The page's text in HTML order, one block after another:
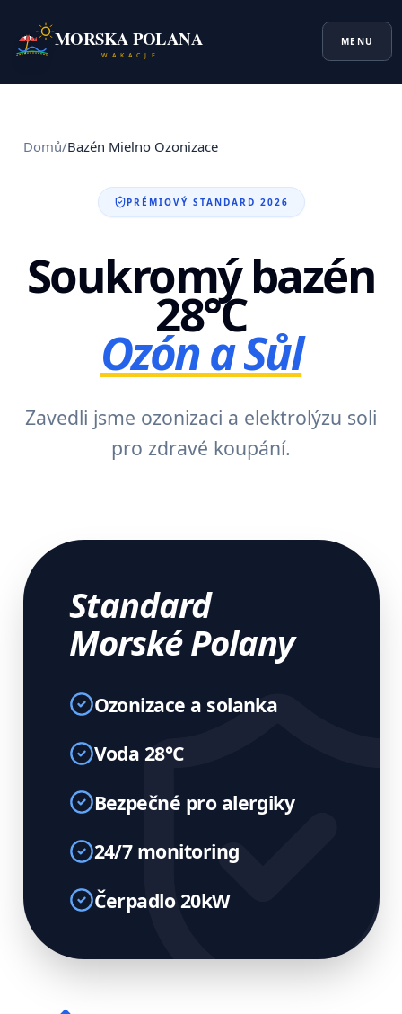
MORSKA POLANA
W A K A C J E
MENU
Domů/Bazén Mielno Ozonizace
PRÉMIOVÝ STANDARD 2026
Soukromý bazén
28°C
Ozón a Sůl
Zavedli jsme ozonizaci a elektrolýzu soli
pro zdravé koupání.
Standard
Morské Polany
Ozonizace a solanka
Voda 28°C
Bezpečné pro alergiky
24/7 monitoring
Čerpadlo 20kW